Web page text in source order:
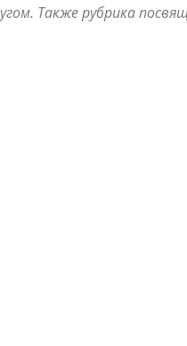
Также рубрика